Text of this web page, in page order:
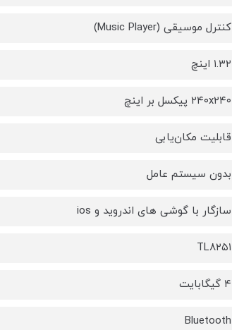
کنترل موسیقی (Music Player)
۱.۳۲ اینچ
۲۴۰x۲۴۰ پیکسل بر اینچ
قابلیت مکان‌یابی
بدون سیستم عامل
سازگار با گوشی های اندروید و ios
TL۸۲۵۱
۴ گیگابایت
Bluetooth